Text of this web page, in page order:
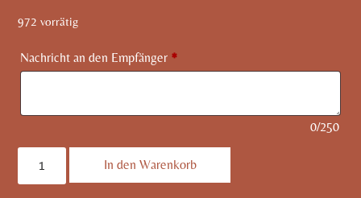
972 vorrätig
Nachricht an den Empfänger *
0/250
In den Warenkorb